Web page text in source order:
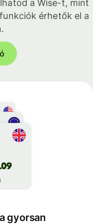
a Wise-t, mint
érhetők el a
gyorsan